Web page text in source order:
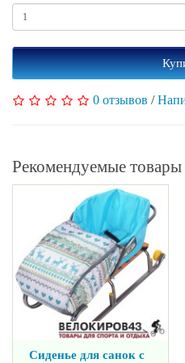
0 отзывов /
Рекомендуемые товары
Сиденье для санок с